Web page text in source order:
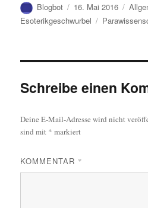
Autor
Blogbot
Veröffentlicht
am
16. Mai 2016
Esoterikgeschwurbel
Schlagwörter
Schreibe einen
Deine E-Mail-Adresse wird nicht
sind mit * markiert
KOMMENTAR *